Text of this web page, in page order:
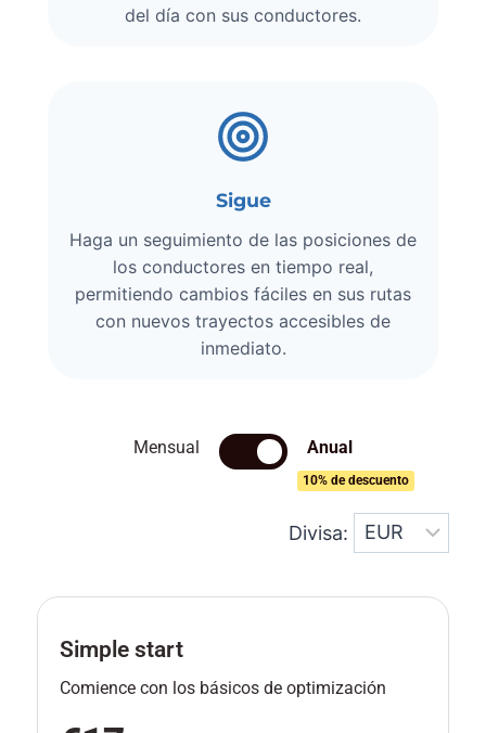
del día con sus conductores.
Sigue
Haga un seguimiento de las posiciones de
los conductores en tiempo real,
permitiendo cambios fáciles en sus rutas
con nuevos trayectos accesibles de
inmediato.
Mensual Anual
10% de descuento
Divisa:
Simple start
Comience con los básicos de optimización